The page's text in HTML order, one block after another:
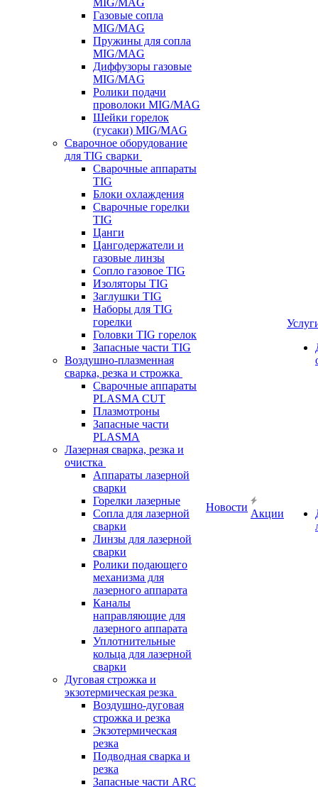
MIG/MAG
Газовые сопла
MIG/MAG
Пружины для сопла
MIG/MAG
Диффузоры газовые
MIG/MAG
Ролики подачи
проволоки MIG/MAG
Шейки горелок
(гусаки) MIG/MAG
Сварочное оборудование
для TIG сварки
Сварочные аппараты
TIG
Блоки охлаждения
Сварочные горелки
TIG
Цанги
Цангодержатели и
газовые линзы
Сопло газовое TIG
Изоляторы TIG
Заглушки TIG
Наборы для TIG
горелки
Головки TIG горелок
Запасные части TIG
Воздушно-плазменная
сварка, резка и строжка
Сварочные аппараты
PLASMA CUT
Плазмотроны
Запасные части
PLASMA
Лазерная сварка, резка и
очистка
Аппараты лазерной
сварки
Горелки лазерные
Сопла для лазерной
сварки
Линзы для лазерной
сварки
Ролики подающего
механизма для
лазерного аппарата
Каналы
направляющие для
лазерного аппарата
Уплотнительные
кольца для лазерной
сварки
Дуговая строжка и
экзотермическая резка
Воздушно-дуговая
строжка и резка
Экзотермическая
резка
Подводная сварка и
резка
Запасные части ARC
Новости
Акции